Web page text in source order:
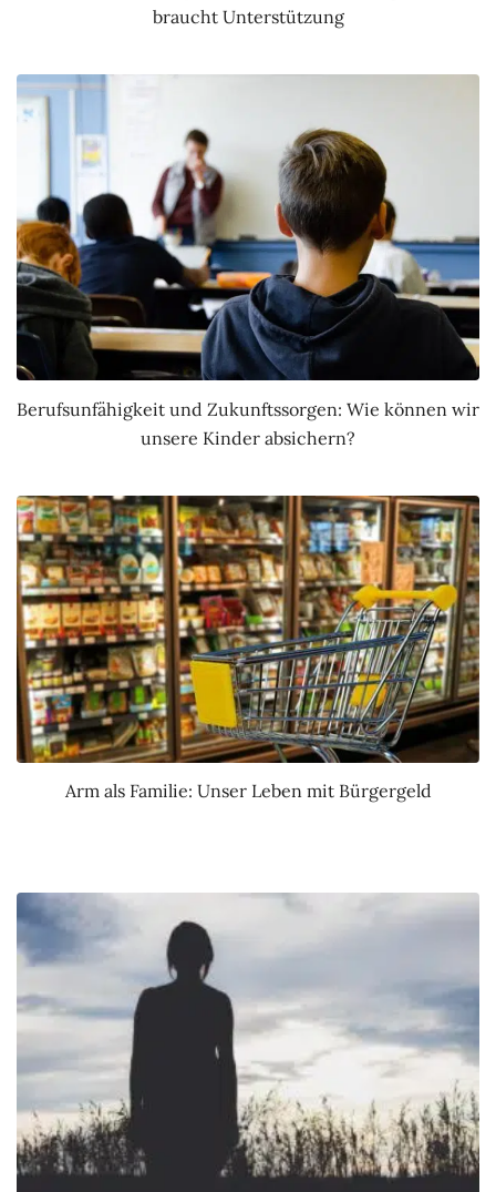
braucht Unterstützung
Berufsunfähigkeit und Zukunftssorgen: Wie können wir
unsere Kinder absichern?
Arm als Familie: Unser Leben mit Bürgergeld